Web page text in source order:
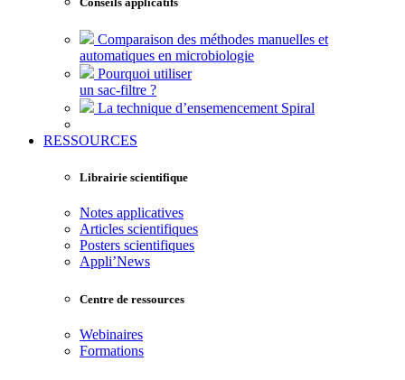
Comparaison des méthodes manuelles et
automatiques en microbiologie
Pourquoi utiliser
un sac-filtre ?
La technique d’ensemencement Spiral
RESSOURCES
Librairie scientifique
Notes applicatives
Articles scientifiques
Posters scientifiques
Appli’News
Centre de ressources
Webinaires
Formations